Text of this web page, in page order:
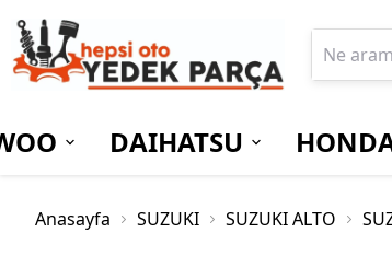
DAIHATSU
Anasayfa SUZUKI SUZUKI ALTO